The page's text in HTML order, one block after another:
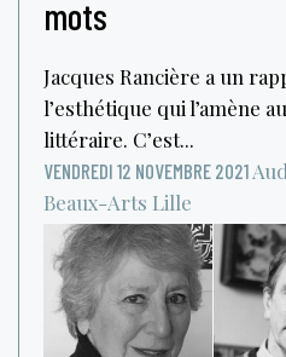
mots
Jacques Rancière a un
l’esthétique qui l’amène
littéraire. C’est...
VENDREDI 12 NOVEMBRE 2021
Beaux-Arts Lille